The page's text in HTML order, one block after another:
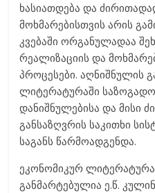
ხასიათდება და
მოხმარებისთვის არის
კვებაში ორგანულადაა
რეალიზაციის და
პროცესები. აღნიშნულის
ლიტერატურაში
დანიშნულებისა და მისი
განსაზღვრის საკითხი
საგანს წარმოადგენდა.
ეკონომიკურ
განმარტებულია ე.წ.